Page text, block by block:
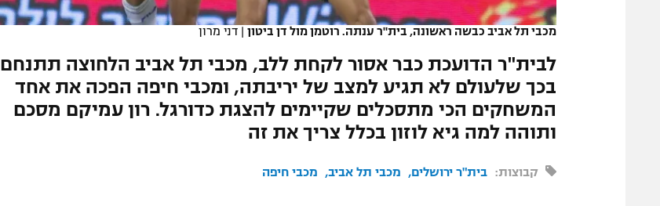
המגזין
מכבי תל אביב כבשה ראשונה, בית"ר ענתה. רוטמן מול דן ביטון | דני מרון
לבית"ר הדועכת כבר אסור לקחת ללב, מכבי תל אביב הלחוצה תתנחם
בכך שלעולם לא תגיע למצב של יריבתה, ומכבי חיפה הפכה את אחד
המשחקים הכי מתסכלים שקיימים להצגת כדורגל. רון עמיקם מסכם
ותוהה למה גיא לוזון בכלל צריך את זה
קבוצות: בית"ר ירושלים מכבי תל אביב מכבי חיפה